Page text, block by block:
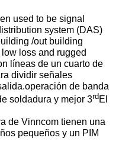
used to be signal
system (DAS)
/out building
loss and rugged
líneas de un cuarto de
dividir señales
de banda
soldadura y mejor 3rd El
de Vinncom tienen una
pequeños y un PIM